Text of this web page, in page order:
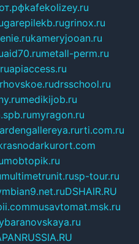
kafekolizey.ru
grinox.ru
kameryjooan.ru
aid70.rumetall-perm.ru
apiaccess.ru
drsschool.ru
medikijob.ru
myragon.ru
rti.com.ru
mobtopik.ru
multimetrunit.rusp-tour.ru
DSHAIR.RU
musavtomat.msk.ru